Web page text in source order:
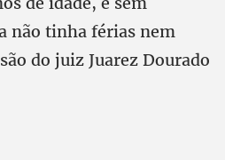
não tinha férias nem
do juiz Juarez Dourado